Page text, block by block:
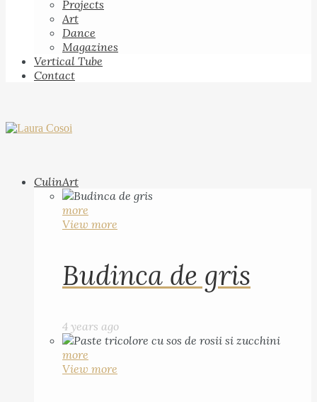
Projects
Art
Dance
Magazines
Vertical Tube
Contact
CulinArt
more
View more
Budinca de gris
4 years ago
more
View more